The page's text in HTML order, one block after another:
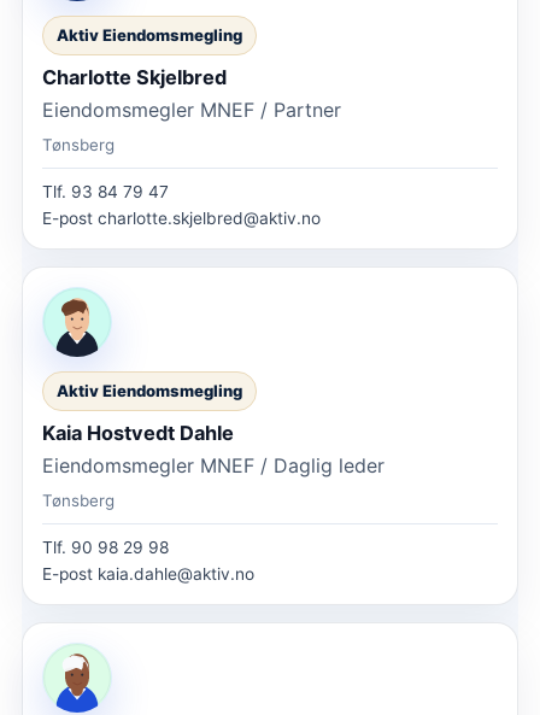
Aktiv Eiendomsmegling
Charlotte Skjelbred
Eiendomsmegler MNEF / Partner
Tønsberg
Tlf. 93 84 79 47
E-post charlotte.skjelbred@aktiv.no
Aktiv Eiendomsmegling
Kaia Hostvedt Dahle
Eiendomsmegler MNEF / Daglig leder
Tønsberg
Tlf. 90 98 29 98
E-post kaia.dahle@aktiv.no